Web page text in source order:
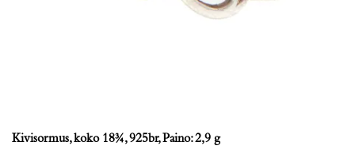
Kivisormus, koko 18¾, 925br, Paino: 2,9 g